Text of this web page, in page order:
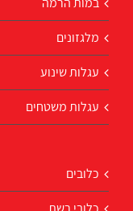
מלגזונים
עגלות שינוע
עגלות משטחים
כלובים